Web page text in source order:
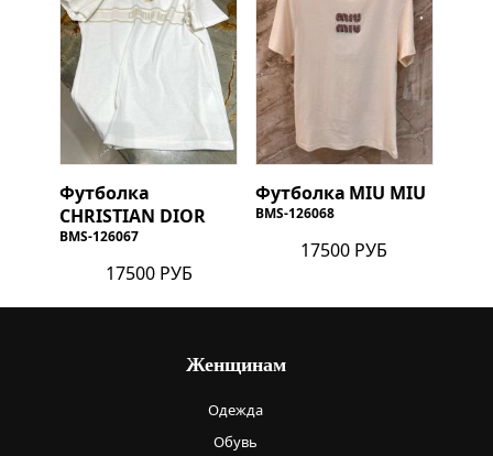
Футболка
CHRISTIAN DIOR
BMS-126067
17500 РУБ
Футболка MIU MIU
BMS-126068
17500 РУБ
Женщинам
Одежда
Обувь